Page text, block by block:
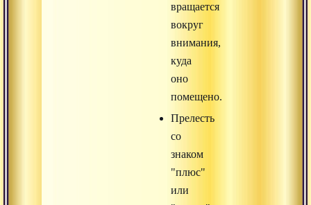
вращается
вокруг
внимания,
куда
оно
помещено.
Прелесть
со
знаком
"плюс"
или